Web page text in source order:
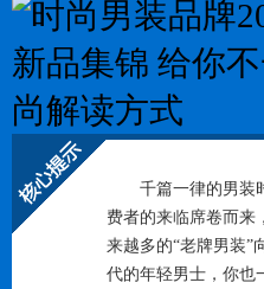
千篇一律的男装时
费者的来临席卷而来
来越多的“老牌男装”
代的年轻男士，你也